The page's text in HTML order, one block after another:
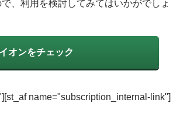
、利用を検討してみてはいかがでしょ
オンをチェック
name="subscription_internal-link"]